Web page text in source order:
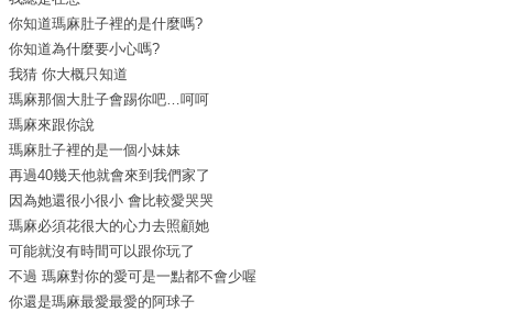
你知道瑪麻肚子裡的是什麼嗎?
你知道為什麼要小心嗎?
我猜 你大概只知道
瑪麻那個大肚子會踢你吧…呵呵
瑪麻來跟你說
瑪麻肚子裡的是一個小妹妹
再過40幾天他就會來到我們家了
因為她還很小很小 會比較愛哭哭
瑪麻必須花很大的心力去照顧她
可能就沒有時間可以跟你玩了
不過 瑪麻對你的愛可是一點都不會少喔
你還是瑪麻最愛最愛的阿球子